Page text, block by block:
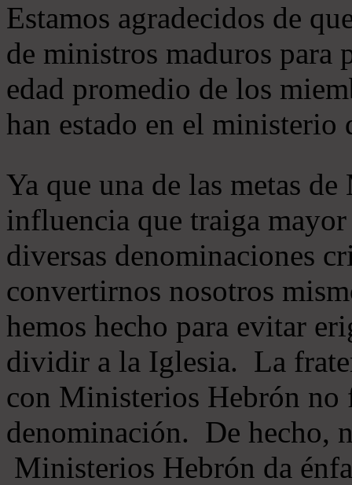
Estamos agradecidos de
de ministros maduros
edad promedio de los
han estado en el ministerio
Ya que una de las metas
influencia que traiga
diversas denominaciones
convertirnos nosotros
hemos hecho para evitar
dividir a la Iglesia. La
con Ministerios Hebrón no
denominación. De hecho,
Ministerios Hebrón da